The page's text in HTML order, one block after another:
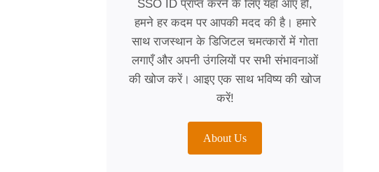
SSO ID प्राप्त करने के लिए यहाँ आए हों,
हमने हर कदम पर आपकी मदद की है। हमारे
साथ राजस्थान के डिजिटल चमत्कारों में गोता
लगाएँ और अपनी उंगलियों पर सभी संभावनाओं
की खोज करें। आइए एक साथ भविष्य की खोज
करें!
About Us